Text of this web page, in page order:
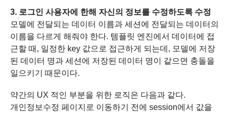
3. 로그인 사용자에 한해 자신의 정보를 수정하도록 수정
모델에 전달되는 데이터 이름과 세션에 전달되는 데이터의
이름을 다르게 해줘야 한다. 템플릿 엔진에서 데이터에 접
근할 때, 일정한 key 값으로 접근하게 되는데, 모델에 저장
된 데이터 명과 세션에 저장된 데이터 명이 같으면 충돌을
일으키기 때문이다.
약간의 UX 적인 부분을 위한 로직은 다음과 같다.
개인정보수정 페이지로 이동하기 전에 session에서 값을